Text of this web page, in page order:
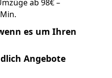
ab 98€ –
es um Ihren
Angebote